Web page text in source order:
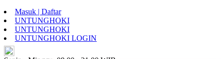
Masuk | Daftar
UNTUNGHOKI
UNTUNGHOKI
UNTUNGHOKI LOGIN